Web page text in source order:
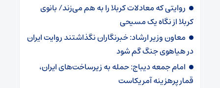
روایتی که معادلات کربلا را به هم می‌زند/ بانوی
کربلا از نگاه یک مسیحی
معاون وزیر ارشاد: خبرنگاران نگذاشتند روایت ایران
در هیاهوی جنگ گم شود
امام جمعه دیباج: حمله به زیرساخت‌های ایران،
قمار پرهزینه آمریکاست